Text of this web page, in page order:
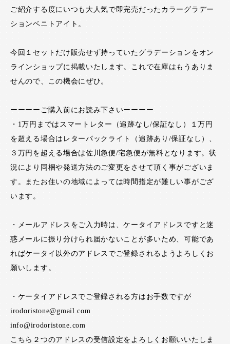
ご紹介する度にいつも大人気で即完売だったカラーグラデー
ションベニトアイト。
今回１セットだけ販売せず持っていたグラデーションをオン
ラインショップに掲載いたします。これで在庫はもうありま
せんので、この機会にぜひ。
ーーーーご購入前にお読み下さいーーーー
・1万円まではスマートレター（追跡なし/保証なし）１万円
を超える場合はレターパックライト（追跡あり/保証なし）、
３万円を超える場合は佐川急便/宅急便が無料となります。状
況により同梱や発送方法のご変更をさせて頂く事がございま
す。またお住いの地域によっては時間指定が難しい事がござ
います。
・メールアドレスをご入力時は、ケータイアドレスですと迷
惑メールに振り分けられ届かないことが多いため、可能であ
ればケータイ以外のアドレスでご登録されるようよろしくお
願いします。
・ケータイアドレスでご登録される方はお手数ですが
irodoristone@gmail.com
info@irodoristone.com
こちら２つのアドレスの受信設定をよろしくお願いいたしま